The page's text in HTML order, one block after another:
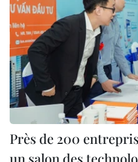
Près de 200
un salon des